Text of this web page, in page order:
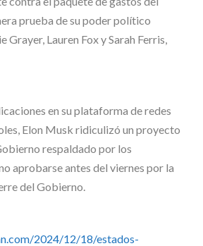
Grayer, Lauren FoxySarah Ferris,
en su plataforma de redes
Elon Musk ridiculizó un proyecto
respaldado por los
aprobarse antes del viernes por la
del Gobierno.
2024/12/18/estados-